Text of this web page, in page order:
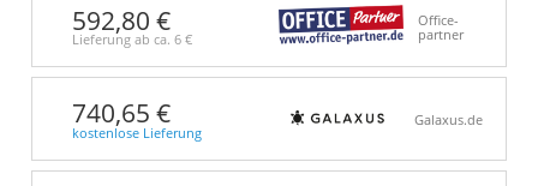
592,80 €
Lieferung ab ca. 6 €
Office-
partner
740,65 €
kostenlose Lieferung
Galaxus.de